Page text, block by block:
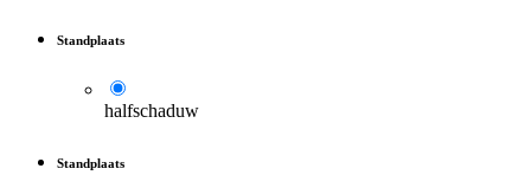
Standplaats
halfschaduw
Standplaats